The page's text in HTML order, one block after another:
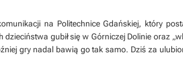
na Politechnice Gdańskiej, który
gubił się w Górniczej Dolinie oraz
gry nadal bawią go tak samo. Dziś za